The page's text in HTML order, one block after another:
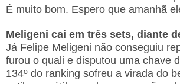
É muito bom. Espero que amanhã
Meligeni cai em três sets, diante
Já Felipe Meligeni não conseguiu
furou o quali e disputou uma chave
134º do ranking sofreu a virada do